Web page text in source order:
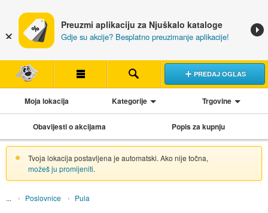
Preuzmi aplikaciju za Njuškalo kataloge
Gdje su akcije? Besplatno preuzimanje aplikacije!
PREDAJ OGLAS
Moja lokacija Kategorije Trgovine
Obavijesti o akcijama Popis za kupnju
Tvoja lokacija postavljena je automatski. Ako nije točna,
možeš ju promijeniti.
Poslovnice Pula